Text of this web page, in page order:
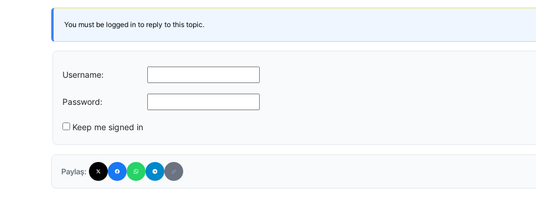
You must be logged in to reply to this topic.
Username:
Password:
Keep me signed in
Paylaş: